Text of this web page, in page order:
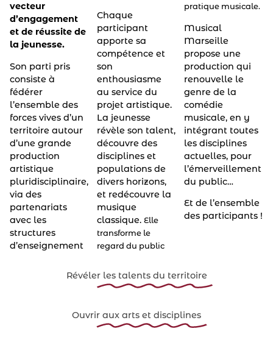
vecteur
d’engagement
et de réussite de
la jeunesse.
Son parti pris
consiste à
fédérer
l’ensemble des
forces vives d’un
territoire autour
d’une grande
production
artistique
pluridisciplinaire,
via des
partenariats
avec les
structures
d’enseignement
Chaque
participant
apporte sa
compétence et
son
enthousiasme
au service du
projet artistique.
La jeunesse
révèle son talent,
découvre des
disciplines et
populations de
divers horizons,
et redécouvre la
musique
classique.Elle
transforme le
regard du public
pratique musicale.
Musical
Marseille
propose une
production qui
renouvelle le
genre de la
comédie
musicale, en y
intégrant toutes
les disciplines
actuelles, pour
l’émerveillement
du public…
Et de l’ensemble
des participants !
Révéler les talents du territoire
Ouvrir aux arts et disciplines